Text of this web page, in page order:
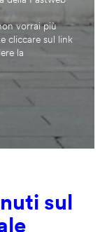
vorrai più
cliccare sul link
la
sul